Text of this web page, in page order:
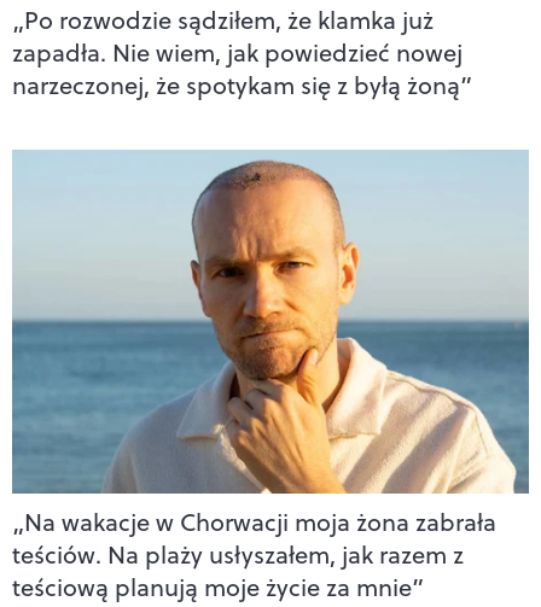
„Po rozwodzie sądziłem, że klamka już
zapadła. Nie wiem, jak powiedzieć nowej
narzeczonej, że spotykam się z byłą żoną”
„Na wakacje w Chorwacji moja żona zabrała
teściów. Na plaży usłyszałem, jak razem z
teściową planują moje życie za mnie”